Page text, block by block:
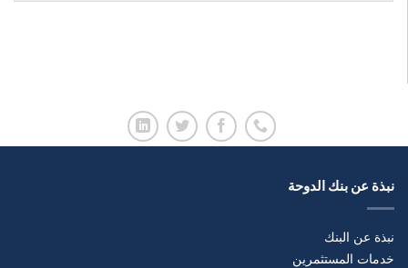
نبذة عن بنك الدوحة
نبذة عن البنك
خدمات المستثمرين